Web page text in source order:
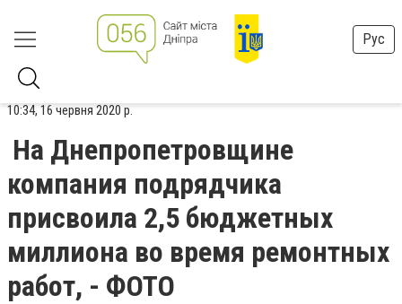
Рус
10:34, 16 червня 2020 р.
На Днепропетровщине
компания подрядчика
присвоила 2,5 бюджетных
миллиона во время ремонтных
работ, - ФОТО